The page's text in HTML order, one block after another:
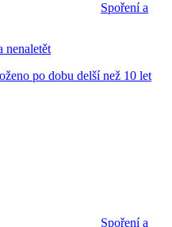
Spoření a
nenaletět
po dobu delší než 10 let
Spoření a